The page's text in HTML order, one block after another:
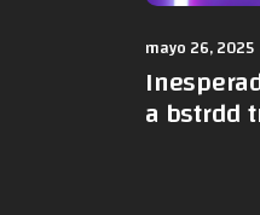
mayo 26, 2025
a bstrdd